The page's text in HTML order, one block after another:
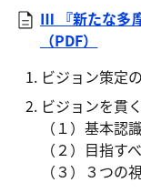
Ⅲ 『新たな多
（PDF）
ビジョン策定
ビジョンを貫
（１）基本認
（２）目指す
（３）３つの